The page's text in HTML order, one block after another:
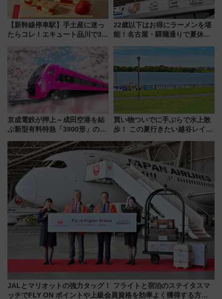
【新幹線停車駅】手土産に迷っ
たらコレ！エキュート品川で3年
産スイーツとは？
22歳以下はお得にラーメンを堪
能！名古屋・驛麺通りで夏休み
よりスタート
京成電鉄が押上～成田空港を結
ぶ新型有料特急「3900形」のコ
募集も実施
買い物ついでに手ぶらで水上散
歩！ この夏行きたい越谷レイク
ア「LAKESIDE PARK」（埼玉
県越谷市）
JALとマリオットの強力タッグ！ フライトと宿泊のステイタスマ
ッチでFLY ON ポイントや上級会員資格を効率よく獲得する方法